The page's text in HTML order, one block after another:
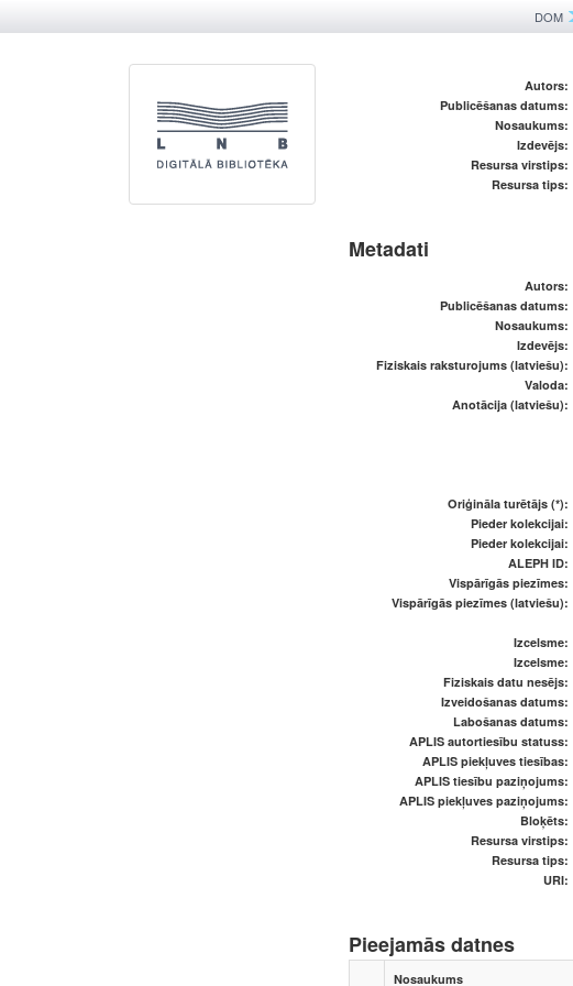
DOM
Autors:
Publicēšanas datums:
Nosaukums:
Izdevējs:
Resursa virstips:
Resursa tips:
Metadati
Autors:
Publicēšanas datums:
Nosaukums:
Izdevējs:
Fiziskais raksturojums (latviešu):
Valoda:
Anotācija (latviešu):
Oriģināla turētājs (*):
Pieder kolekcijai:
Pieder kolekcijai:
ALEPH ID:
Vispārīgās piezīmes:
Vispārīgās piezīmes (latviešu):
Izcelsme:
Izcelsme:
Fiziskais datu nesējs:
Izveidošanas datums:
Labošanas datums:
APLIS autortiesību statuss:
APLIS piekļuves tiesības:
APLIS tiesību paziņojums:
APLIS piekļuves paziņojums:
Bloķēts:
Resursa virstips:
Resursa tips:
URI:
Pieejamās datnes
Nosaukums